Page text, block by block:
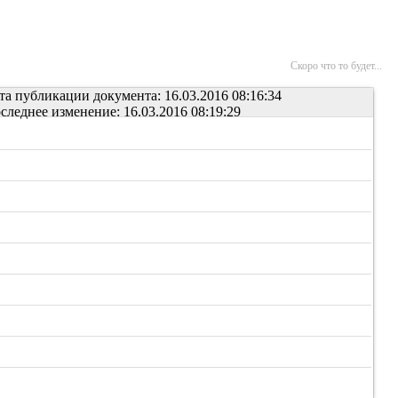
Скоро что то будет...
публикации документа: 16.03.2016 08:16:34
изменение: 16.03.2016 08:19:29